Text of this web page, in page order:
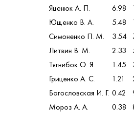
Яценюк А. П.
6.98
Ющенко В. А.
5.48
Симоненко П. М.
3.54
Литвин В. М.
2.33
Тягнибок О. Я.
1.45
Гриценко А. С.
1.21
Богословская И. Г. 0.42
Мороз А. А.
0.38